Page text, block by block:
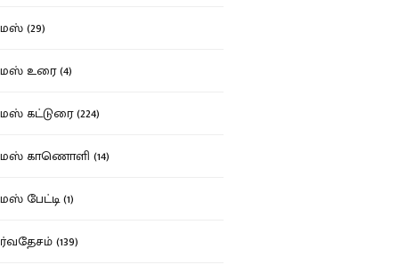
(29)
உரை (4)
கட்டுரை (224)
காணொளி (14)
பேட்டி (1)
(139)